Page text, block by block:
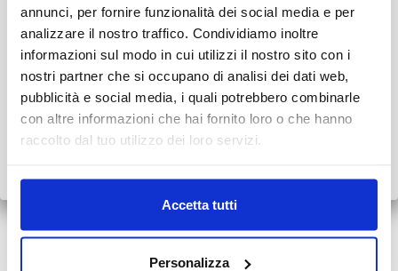
annunci, per fornire funzionalità dei social media e per
analizzare il nostro traffico. Condividiamo inoltre
informazioni sul modo in cui utilizzi il nostro sito con i
nostri partner che si occupano di analisi dei dati web,
pubblicità e social media, i quali potrebbero combinarle
con altre informazioni che hai fornito loro o che hanno
raccolto dal tuo utilizzo dei loro servizi.
Accetta tutti
Personalizza
Dr. Massimo Ghezzi
Dr.ssa Cinzia Mazzieri
orari ridotti o periodi di chiusura.
👉 Vi invitiamo a consultare ilcalendario completo con le
variazioni di agosto.
Grazie.